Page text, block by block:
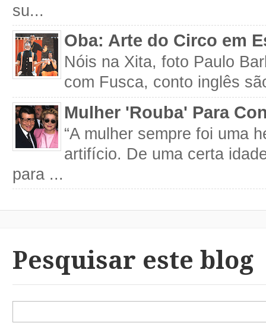
su...
Oba: Arte do Circo em
Nóis na Xita, foto Paulo
com Fusca, conto inglês
Mulher 'Rouba' Para
“A mulher sempre foi uma
artifício. De uma certa
para ...
Pesquisar este blog